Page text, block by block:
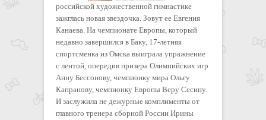
российской художественной гимнастике
зажглась новая звездочка. Зовут ее Евгения
Канаева. На чемпионате Европы, который
недавно завершился в Баку, 17-летняя
спортсменка из Омска выиграла упражнение
с лентой, опередив призера Олимпийских игр
Анну Бессонову, чемпионку мира Ольгу
Капранову, чемпионку Европы Веру Сесину.
И заслужила не дежурные комплименты от
главного тренера сборной России Ирины